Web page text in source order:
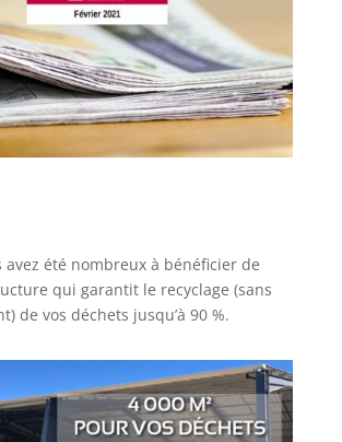
avez été nombreux à bénéficier de
qui garantit le recyclage (sans
de vos déchets jusqu’à 90 %.